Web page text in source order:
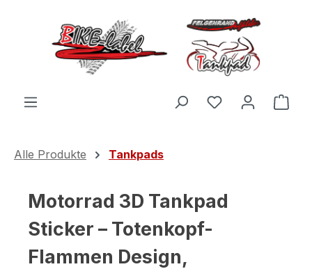
Zum Hauptinhalt springen
Du hast 0
Alle Produkte Tankpads
Motorrad 3D Tankpad
Sticker – Totenkopf-
Flammen Design,